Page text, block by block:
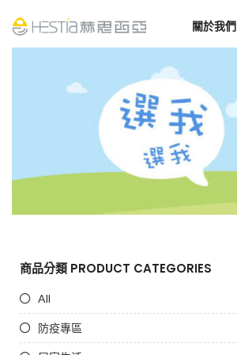
關於我們
商品分類 PRODUCT CATEGORIES
All
防疫專區